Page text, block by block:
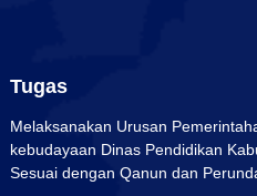
Tugas
Melaksanakan Urusan
kebudayaan Dinas Pendidikan
Sesuai dengan Qanun dan